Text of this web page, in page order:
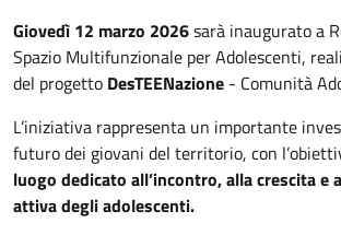
Giovedì 12 marzo 2026sarà inaugurato a
Spazio Multifunzionale per Adolescenti,
del progetto DesTEENazione - Comunità
L’iniziativa rappresenta un importante
futuro dei giovani del territorio, con
luogo dedicato all’incontro, alla crescita e
attiva degli adolescenti.